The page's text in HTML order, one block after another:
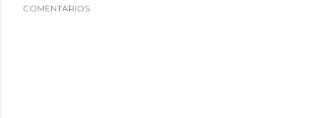
COMENTARIOS